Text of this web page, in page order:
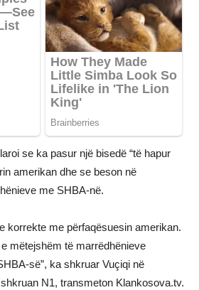
se ka pasur një bisedë “të hapur
amerikan dhe se beson në
me SHBA-në.
korrekte me përfaqësuesin amerikan.
mëtejshëm të marrëdhënieve
së”, ka shkruar Vuçiqi në
N1, transmeton Klankosova.tv.